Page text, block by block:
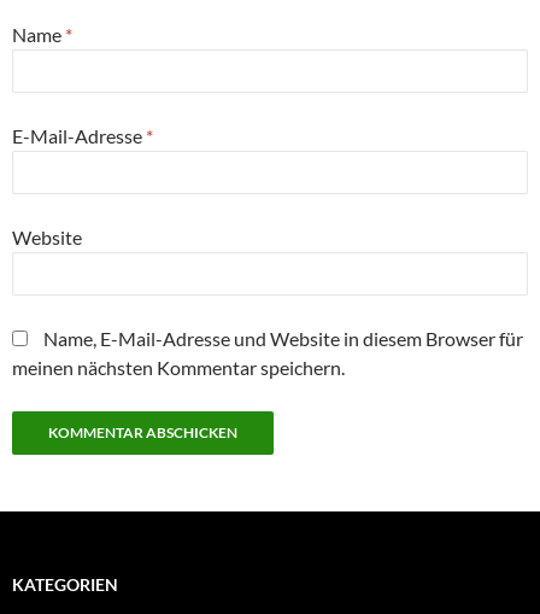
Name *
E-Mail-Adresse *
Website
Name, E-Mail-Adresse und Website in diesem Browser für
meinen nächsten Kommentar speichern.
KATEGORIEN